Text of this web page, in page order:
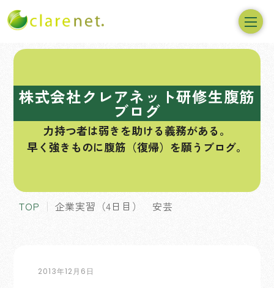
株式会社クレアネット研修生腹筋
ブログ
力持つ者は弱きを助ける義務がある。
早く強きものに腹筋（復帰）を願うブログ。
TOP 企業実習（4日目） 安芸
2013年12月6日